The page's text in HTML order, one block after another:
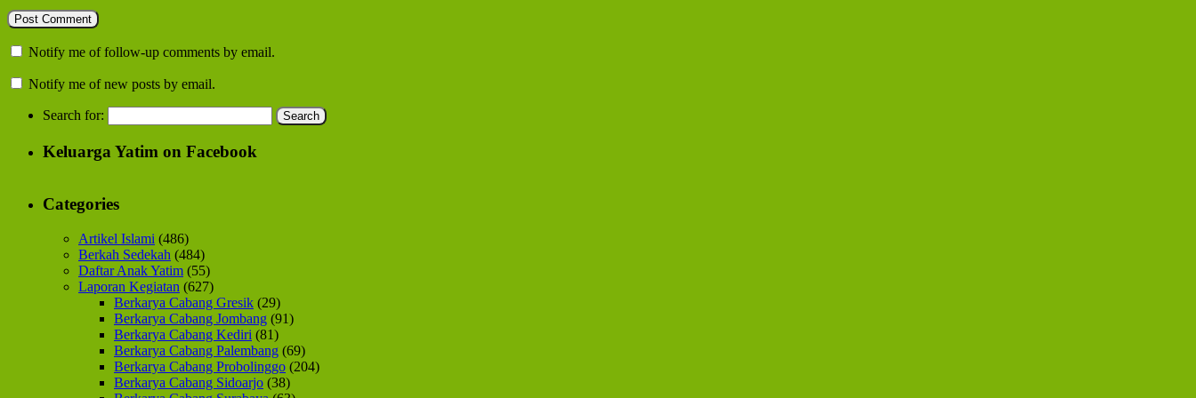
Notify me of follow-up comments by email.
Notify me of new posts by email.
Search for:
Keluarga Yatim on Facebook
Categories
Artikel Islami (486)
Berkah Sedekah (484)
Daftar Anak Yatim (55)
Laporan Kegiatan (627)
Berkarya Cabang Gresik (29)
Berkarya Cabang Jombang (91)
Berkarya Cabang Kediri (81)
Berkarya Cabang Palembang (69)
Berkarya Cabang Probolinggo (204)
Berkarya Cabang Sidoarjo (38)